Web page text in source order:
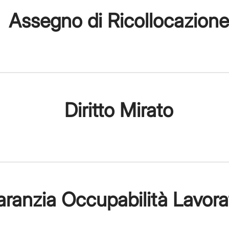
Assegno di Ricollocazione
Diritto Mirato
Occupabilità